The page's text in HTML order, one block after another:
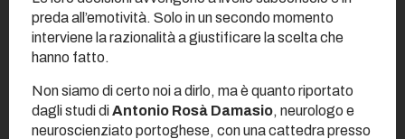
preda all’emotività. Solo in un secondo momento
interviene la razionalità a giustificare la scelta che
hanno fatto.
Non siamo di certo noi a dirlo, ma è quanto riportato
dagli studi diAntonio Rosà Damasio, neurologo e
neuroscienziato portoghese, con una cattedra presso